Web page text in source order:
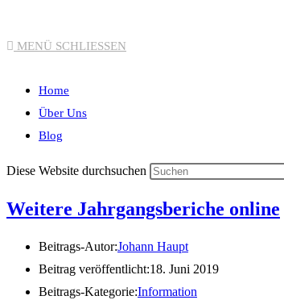
MENÜ SCHLIESSEN
Home
Über Uns
Blog
Diese Website durchsuchen
Weitere Jahrgangsberiche online
Beitrags-Autor:Johann Haupt
Beitrag veröffentlicht:18. Juni 2019
Beitrags-Kategorie:Information